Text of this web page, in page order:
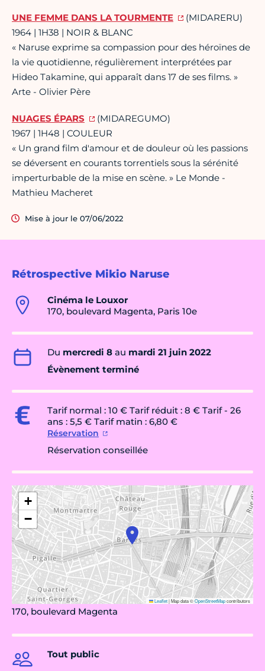
Rétrospective Mikio Naruse
Cinéma le Louxor
170, boulevard Magenta, Paris 10e
Du mercredi 8 au mardi 21 juin 2022
Évènement terminé
Tarif normal : 10 € Tarif réduit : 8 € Tarif - 26
ans : 5,5 € Tarif matin : 6,80 €
Réservation
Réservation conseillée
+
−
Leaflet|Map data ©OpenStreetMapcontributors
170, boulevard Magenta
Tout public
UNE FEMME DANS LA TOURMENTE
(MIDARERU)
1964 | 1H38 | NOIR & BLANC
« Naruse exprime sa compassion pour des héroïnes de
la vie quotidienne, régulièrement interprétées par
Hideo Takamine, qui apparaît dans 17 de ses films. »
Arte - Olivier Père
NUAGES ÉPARS
(MIDAREGUMO)
1967 | 1H48 | COULEUR
« Un grand film d'amour et de douleur où les passions
se déversent en courants torrentiels sous la sérénité
imperturbable de la mise en scène. » Le Monde -
Mathieu Macheret
Mise à jour le 07/06/2022